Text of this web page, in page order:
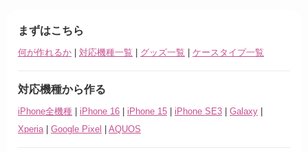
まずはこちら
何が作れるか 対応機種一覧 グッズ一覧 ケースタイプ一覧
対応機種から作る
iPhone全機種 iPhone 16 iPhone 15 iPhone SE3 Galaxy
Xperia
Google Pixel AQUOS